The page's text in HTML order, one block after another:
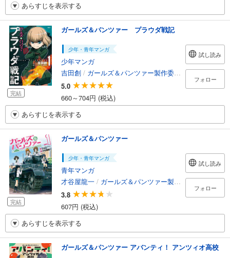
あらすじを表示する
完結
ガールズ＆パンツァー プラウダ戦記
少年・青年マンガ
少年マンガ
吉田創 / ガールズ＆パンツァー製作委員会
5.0
660～704円 (税込)
試し読み
フォロー
あらすじを表示する
完結
ガールズ＆パンツァー
少年・青年マンガ
青年マンガ
才谷屋龍一 / ガールズ＆パンツァー製作委員会 /鈴木貴
3.8
607円 (税込)
試し読み
フォロー
あらすじを表示する
ガールズ＆パンツァー アバンティ！ アンツィオ高校